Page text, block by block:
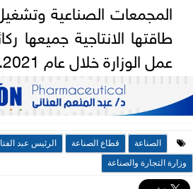
المجمعات الصناعية
طاقتها الانتاجية جميعها
عمل الوزارة خلال عام 2021.
الصناعة قطاع الصناعة
الرئيس عبد
وزارة التجارة والصناعة